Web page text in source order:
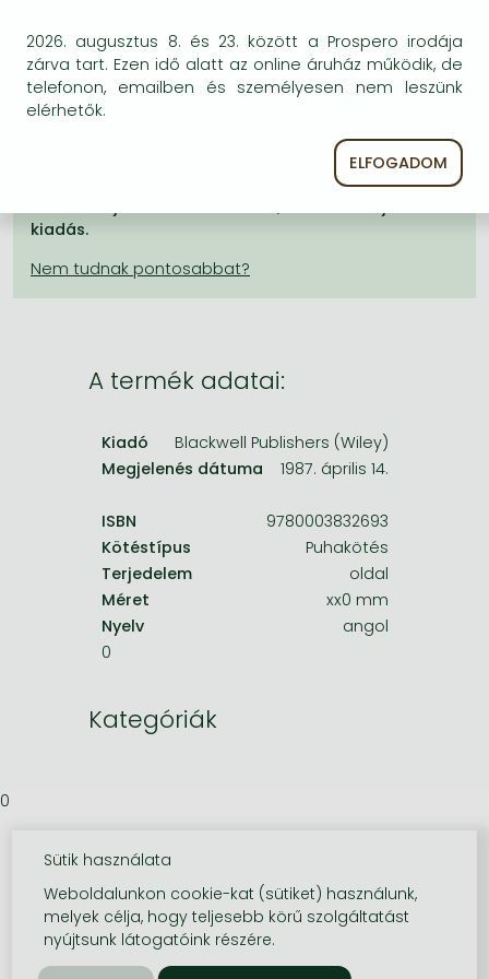
Bleach manga
One-Punch Man manga
5 846 Ft
KÍVÁNSÁGLISTÁRA TESZEM
A kiadónál véglegesen elfogyott, nem rendelhető.
kiadás.
A termék adatai:
Kiadó
Blackwell Publishers (Wiley)
Megjelenés dátuma
1987. április 14.
ISBN
9780003832693
Kötéstípus
Puhakötés
Terjedelem
oldal
Méret
xx0 mm
Nyelv
angol
0
Kategóriák
0
2026. augusztus 8. és 23. között a Prospero irodája
zárva tart. Ezen idő alatt az online áruház működik, de
telefonon, emailben és személyesen nem leszünk
elérhetők.
ELFOGADOM
Sütik használata
Weboldalunkon cookie-kat (sütiket) használunk,
melyek célja, hogy teljesebb körű szolgáltatást
nyújtsunk látogatóink részére.